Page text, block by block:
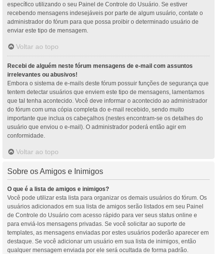
específico utilizando o seu Painel de Controle do Usuário. Se estiver
recebendo mensagens indesejáveis por parte de algum usuário, contate o
administrador do fórum para que possa proibir o determinado usuário de
enviar este tipo de mensagem.
Voltar ao topo
Recebi de alguém neste fórum mensagens de e-mail com assuntos
irrelevantes ou abusivos!
Embora o sistema de e-mails deste fórum possuir funções de segurança que
tentem detectar usuários que enviem este tipo de mensagens, lamentamos
que tal tenha acontecido. Você deve informar o acontecido ao administrador
do fórum com uma cópia completa do e-mail recebido, sendo muito
importante que inclua os cabeçalhos (nestes encontram-se os detalhes do
usuário que enviou o e-mail). O administrador poderá então agir em
conformidade.
Voltar ao topo
Sobre os Amigos e Inimigos
O que é a lista de amigos e inimigos?
Você pode utilizar esta lista para organizar os demais usuários do fórum. Os
usuários adicionados em sua lista de amigos serão listados em seu Painel
de Controle do Usuário com acesso rápido para ver seus status online e
para enviá-los mensagens privadas. Se você solicitar ao suporte de
templates, as mensagens enviadas por estes usuários poderão aparecer em
destaque. Se você adicionar um usuário em sua lista de inimigos, então
qualquer mensagem enviada por ele será ocultada de forma padrão.